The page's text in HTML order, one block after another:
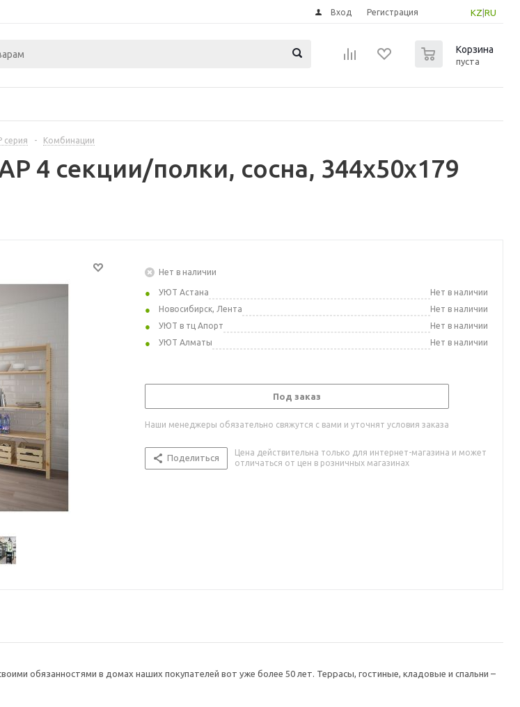
KZ RU
Вход Регистрация
Корзина
пуста
серия - Комбинации
4 секции/полки, сосна, 344x50x179
Нет в наличии
УЮТ Астана
Нет в наличии
Новосибирск, Лента
Нет в наличии
УЮТ в тц Апорт
Нет в наличии
УЮТ Алматы
Нет в наличии
Под заказ
Наши менеджеры обязательно свяжутся с вами и уточнят условия заказа
Поделиться
Цена действительна только для интернет-магазина и может
отличаться от цен в розничных магазинах
обязанностями в домах наших покупателей вот уже более 50 лет. Террасы, гостиные, кладовые и спальни –